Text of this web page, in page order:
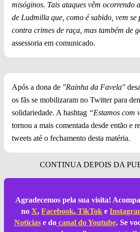
misóginos. Tais ataques vêm ocorrendo
de Ludmilla que, como é sabido, vem se
contra crimes de raça, mas também de
assessoria em comunicado.
Após a dona de "Rainha da Favela"
os fãs se mobilizaram no Twitter para
solidariedade. A hashtag “Estamos com
tornou a mais comentada desde então e
tweets até o fechamento desta matéria.
Agradecemos pela sua visita!
no X, Facebook, TikTok e
Notíciase docanal do Youtube. Se